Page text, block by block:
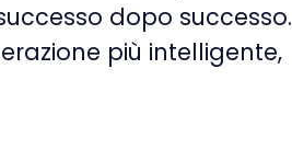
dopo successo.
più intelligente,